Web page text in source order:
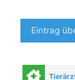
Eintrag